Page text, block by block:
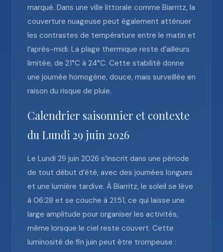
marqué. Dans une ville littorale comme Biarritz, la
couverture nuageuse peut également atténuer
les contrastes de température entre le matin et
l’après-midi. La plage thermique reste d’ailleurs
limitée, de 21°C à 24°C. Cette stabilité donne
une journée homogène, douce, mais surveillée en
raison du risque de pluie.
Calendrier saisonnier et contexte
du Lundi 29 juin 2026
Le Lundi 29 juin 2026 s’inscrit dans une période
de tout début d’été, avec des journées longues
et une lumière tardive. À Biarritz, le soleil se lève
à 06:28 et se couche à 21:51, ce qui laisse une
large amplitude pour organiser les activités,
même lorsque le ciel reste couvert. Cette
luminosité de fin juin peut être trompeuse :